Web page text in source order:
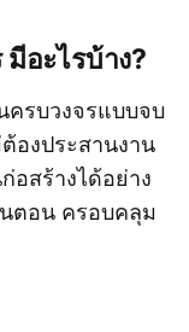
อะไรบ้าง?
ครบวงจรแบบจบ
องประสานงาน
อสร้างได้อย่าง
ตอน ครอบคลุม